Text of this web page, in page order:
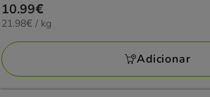
Preço
10.99€
10.99€
21.98€
KG
21.98€ / kg
Adicionar